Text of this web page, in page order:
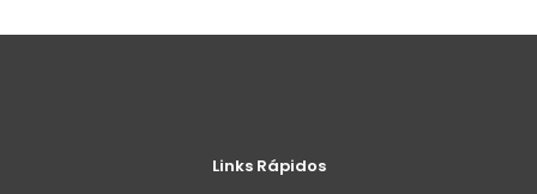
Links Rápidos